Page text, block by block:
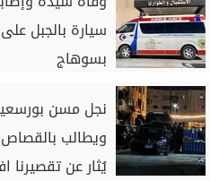
سيارة بالجبل
بسوهاج
نجل مسن
ويطالب
يُثار عن تقصيرنا